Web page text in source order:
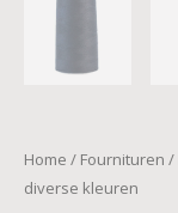
Home / Fournituren /
diverse kleuren